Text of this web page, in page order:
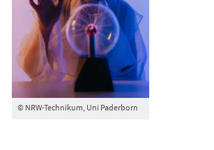
© NRW-Technikum, Uni Paderborn